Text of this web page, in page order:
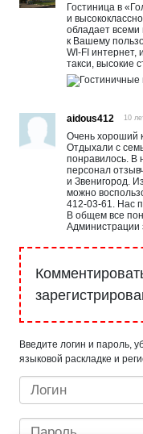
Гостиница в
и
обладает
к Вашему
WI-FI интернет,
такси, высокие
aidous412 10
Очень хороший
Отдыхали с
понравилось. В
персонал
и Звенигород.
можно
412-03-61. Нас
В общем все
Введите логин и пароль,
языковой раскладке и